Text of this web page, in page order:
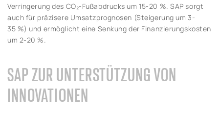
Verringerung des CO₂-Fußabdrucks um 15-20 %. SAP sorgt
auch für präzisere Umsatzprognosen (Steigerung um 3-
35 %) und ermöglicht eine Senkung der Finanzierungskosten
um 2-20 %.
SAP ZUR UNTERSTÜTZUNG VON
INNOVATIONEN